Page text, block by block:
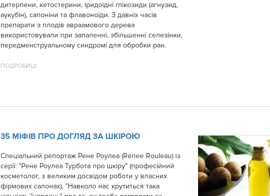
дитерпени, кетостерини, іридоїдні глікозиди (агнузид,
аукубін), сапоніни та флавоноїди. З давніх часів
препарати з плодів авраамового дерева
використовували при запаленні, збільшенні селезінки,
передменструальному синдромі для обробки ран.
ПОДРОБИЦІ
35 МІФІВ ПРО ДОГЛЯД ЗА ШКІРОЮ
Спеціальний репортаж Рене Роулеа (Renee Rouleau) із
серії: "Рене Роулеа Турбота про шкіру" (професійний
косметолог, з великим досвідом роботи у власних
фірмових салонах). "Навколо нас крутиться така